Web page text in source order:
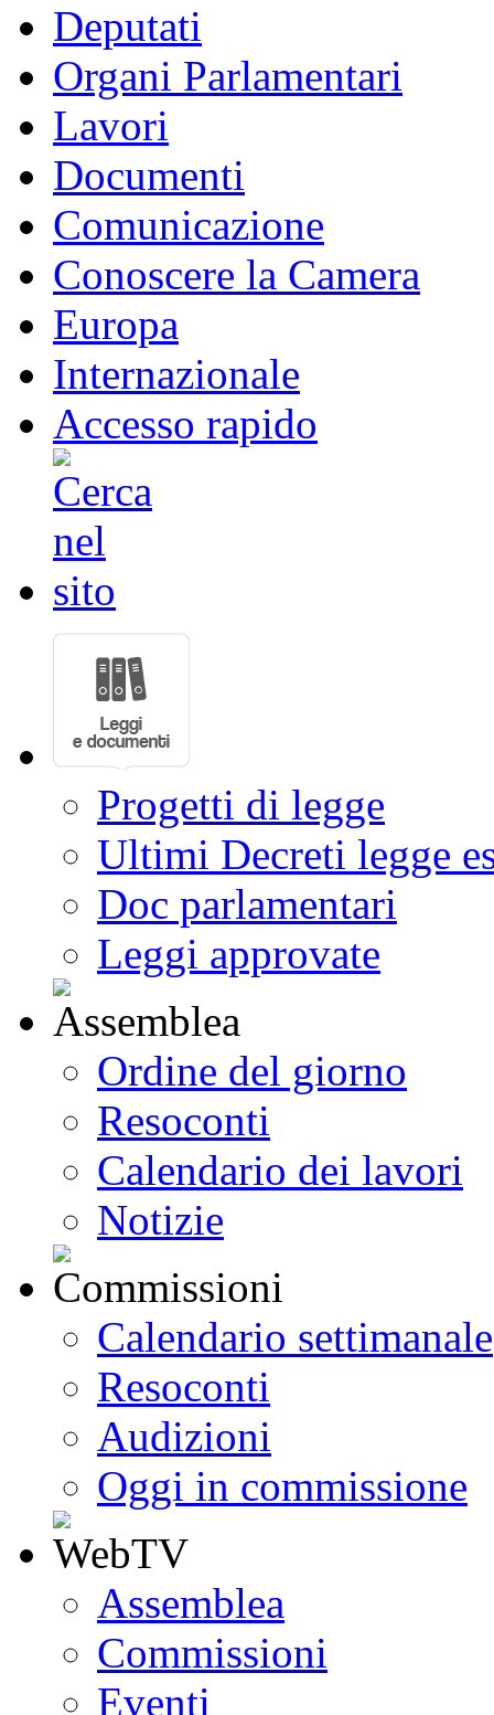
Deputati
Organi Parlamentari
Lavori
Documenti
Comunicazione
Conoscere la Camera
Europa
Internazionale
Accesso rapido
Progetti di legge
Ultimi Decreti legge
Doc parlamentari
Leggi approvate
Ordine del giorno
Resoconti
Calendario dei lavori
Notizie
Calendario settimanale
Resoconti
Audizioni
Oggi in commissione
Assemblea
Commissioni
Eventi